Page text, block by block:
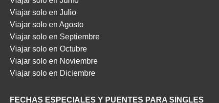
Viajar solo en Julio
Viajar solo en Agosto
Viajar solo en Septiembre
Viajar solo en Octubre
Viajar solo en Noviembre
Viajar solo en Diciembre
FECHAS ESPECIALES Y PUENTES PARA SINGLES